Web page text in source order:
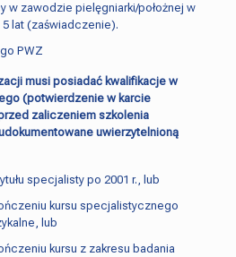
w zawodzie pielęgniarki/położnej w
lat (zaświadczenie).
PWZ
musi posiadać kwalifikacje w
(potwierdzenie w karcie
zaliczeniem szkolenia
uwierzytelnioną
specjalisty po 2001 r., lub
kursu specjalistycznego
lub
kursu z zakresu badania